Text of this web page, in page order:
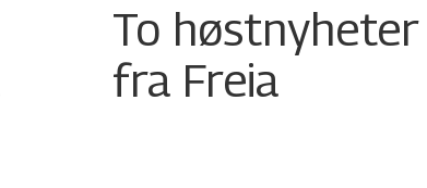
To høstnyheter
fra Freia